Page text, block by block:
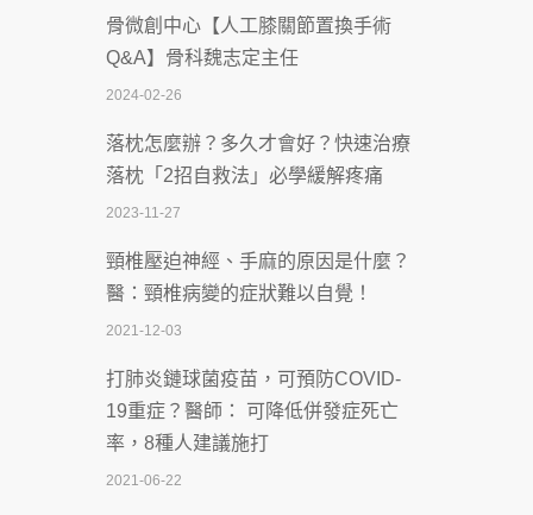
沒菸酒也瀕臨洗腎？65歲男靠「這習
慣」逆轉腎功能 醫揭3招救命
2026-07-08
體溫飆破41度！醫連收兩例中暑病例：
致死率達8成
2026-07-07
深耕萬華55年 西園醫院回顧發展歷程與
智慧 醫療布局
2026-07-06
【115年臺北市「防癌保衛戰：健康好禮
一手刮」】 宣導
2026-07-02
骨微創中心【人工膝關節置換手術
Q&A】骨科魏志定主任
2024-02-26
落枕怎麼辦？多久才會好？快速治療
落枕「2招自救法」必學緩解疼痛
2023-11-27
頸椎壓迫神經、手麻的原因是什麼？
醫：頸椎病變的症狀難以自覺！
2021-12-03
打肺炎鏈球菌疫苗，可預防COVID-
19重症？醫師： 可降低併發症死亡
率，8種人建議施打
2021-06-22